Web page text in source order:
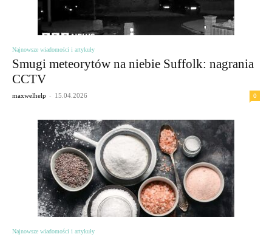
Najnowsze wiadomości i artykuły
Smugi meteorytów na niebie Suffolk: nagrania
CCTV
maxwelhelp - 15.04.2026 0
Najnowsze wiadomości i artykuły